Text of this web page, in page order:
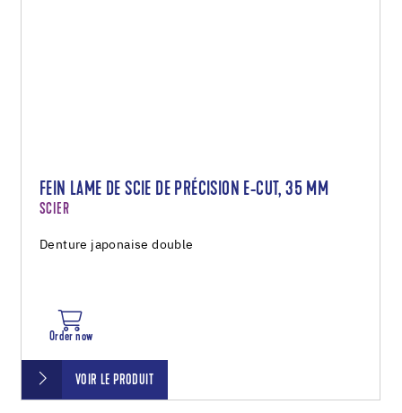
FEIN LAME DE SCIE DE PRÉCISION E-CUT, 35 MM
SCIER
Denture japonaise double
Order now
VOIR LE PRODUIT